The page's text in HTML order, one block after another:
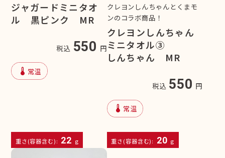
ジャガードミニタオ
ル 黒ピンク MR
税込 550 円
device_thermostat 常温
重さ(容器含む): 22 g
クレヨンしんちゃんとくまモ
ンのコラボ商品！
クレヨンしんちゃん
ミニタオル③
しんちゃん MR
税込 550 円
device_thermostat 常温
重さ(容器含む): 20 g